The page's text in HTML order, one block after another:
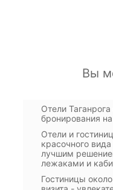
Отели
бронирования
Отели и
красочного
лучшим
лежаками и
Гостиницы